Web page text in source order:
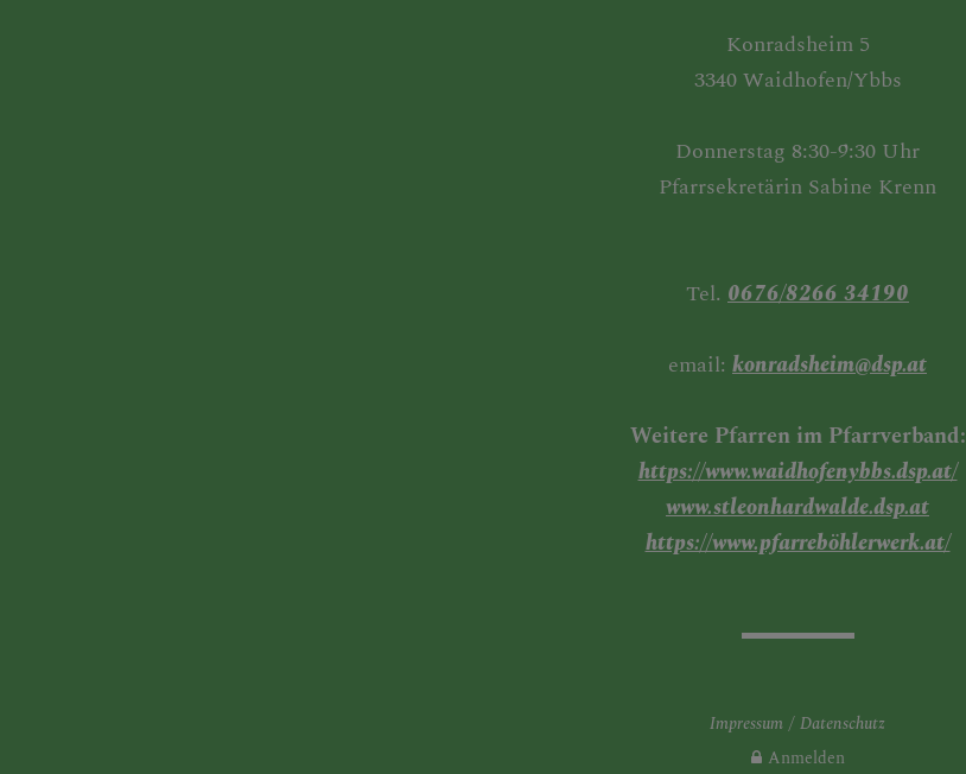
Konradsheim 5
3340 Waidhofen/Ybbs
Donnerstag 8:30-9:30 Uhr
Pfarrsekretärin Sabine Krenn
Tel. 0676/8266 34190
email: konradsheim@dsp.at
Weitere Pfarren im Pfarrverband:
https://www.waidhofenybbs.dsp.at/
www.stleonhardwalde.dsp.at
https://www.pfarreböhlerwerk.at/
Impressum
Datenschutz
Anmelden